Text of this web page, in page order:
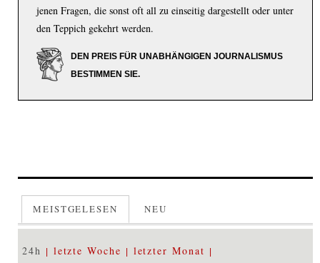
jenen Fragen, die sonst oft all zu einseitig dargestellt oder unter
den Teppich gekehrt werden.
DEN PREIS FÜR UNABHÄNGIGEN JOURNALISMUS
BESTIMMEN SIE.
MEISTGELESEN NEU
24h letzte Woche letzter Monat